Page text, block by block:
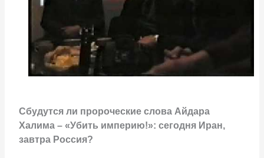
Сбудутся ли пророческие слова Айдара
Халима – «Убить империю!»: сегодня Иран,
завтра Россия?